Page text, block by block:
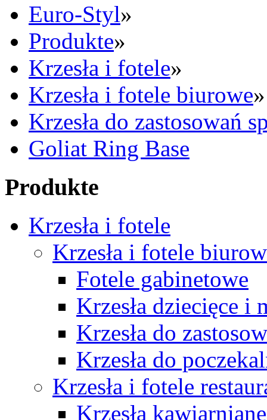
Euro-Styl»
Produkte»
Krzesła i fotele»
Krzesła i fotele biurowe»
Krzesła do zastosowań
Goliat Ring Base
Produkte
Krzesła i fotele
Krzesła i fotele
Fotele gabinetowe
Krzesła dziecięce i
Krzesła do
Krzesła do
Krzesła i fotele
Krzesła kawiarniane